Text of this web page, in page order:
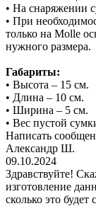
• На снаряжении
• При
только на Molle
нужного размера.
Габариты:
• Высота – 15 см.
• Длина – 10 см.
• Ширина – 5 см.
• Вес пустой
Написать
Александр Ш.
09.10.2024
Здравствуйте!
изготовление
сколько это будет